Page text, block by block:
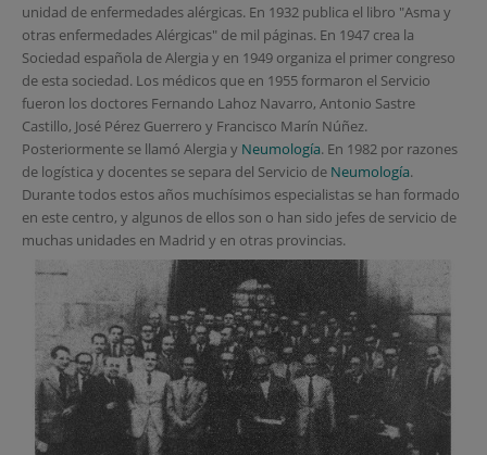
unidad de enfermedades alérgicas. En 1932 publica el libro "Asma y
otras enfermedades Alérgicas" de mil páginas. En 1947 crea la
Sociedad española de Alergia y en 1949 organiza el primer congreso
de esta sociedad. Los médicos que en 1955 formaron el Servicio
fueron los doctores Fernando Lahoz Navarro, Antonio Sastre
Castillo, José Pérez Guerrero y Francisco Marín Núñez.
Posteriormente se llamó Alergia y Neumología. En 1982 por razones
de logística y docentes se separa del Servicio de Neumología.
Durante todos estos años muchísimos especialistas se han formado
en este centro, y algunos de ellos son o han sido jefes de servicio de
muchas unidades en Madrid y en otras provincias.